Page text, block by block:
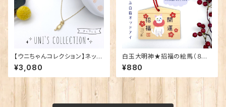
【ウニちゃんコレクション】ネック
レス
¥3,080
白玉大明神★招福の絵馬（８月
中旬発送）
¥880